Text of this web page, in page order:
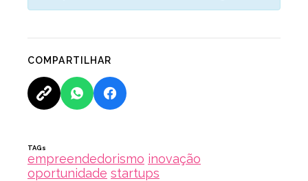
COMPARTILHAR
TAGs
empreendedorismo inovação
oportunidade startups